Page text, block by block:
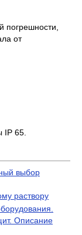
погрешности,
от
IP 65.
выбор
раствору
Описание